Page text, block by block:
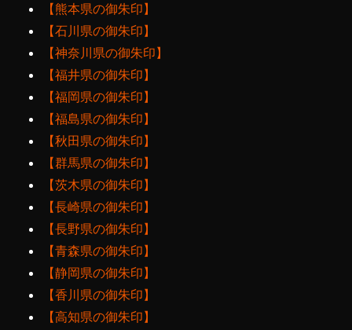
【熊本県の御朱印】
【石川県の御朱印】
【神奈川県の御朱印】
【福井県の御朱印】
【福岡県の御朱印】
【福島県の御朱印】
【秋田県の御朱印】
【群馬県の御朱印】
【茨木県の御朱印】
【長崎県の御朱印】
【長野県の御朱印】
【青森県の御朱印】
【静岡県の御朱印】
【香川県の御朱印】
【高知県の御朱印】